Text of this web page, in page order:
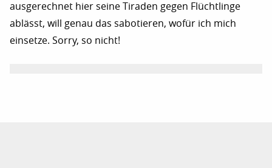
ausgerechnet hier seine Tiraden gegen Flüchtlinge
ablässt, will genau das sabotieren, wofür ich mich
einsetze. Sorry, so nicht!